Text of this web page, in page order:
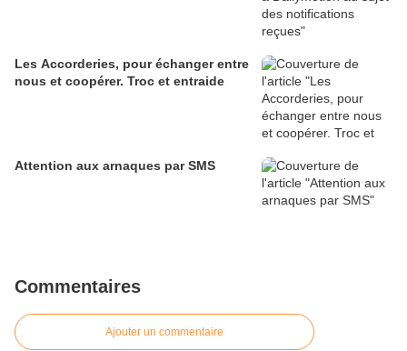
Les Accorderies, pour échanger entre
nous et coopérer. Troc et entraide
Attention aux arnaques par SMS
Commentaires
Ajouter un commentaire